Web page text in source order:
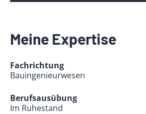
Meine Expertise
Fachrichtung
Bauingenieurwesen
Berufsausübung
Im Ruhestand